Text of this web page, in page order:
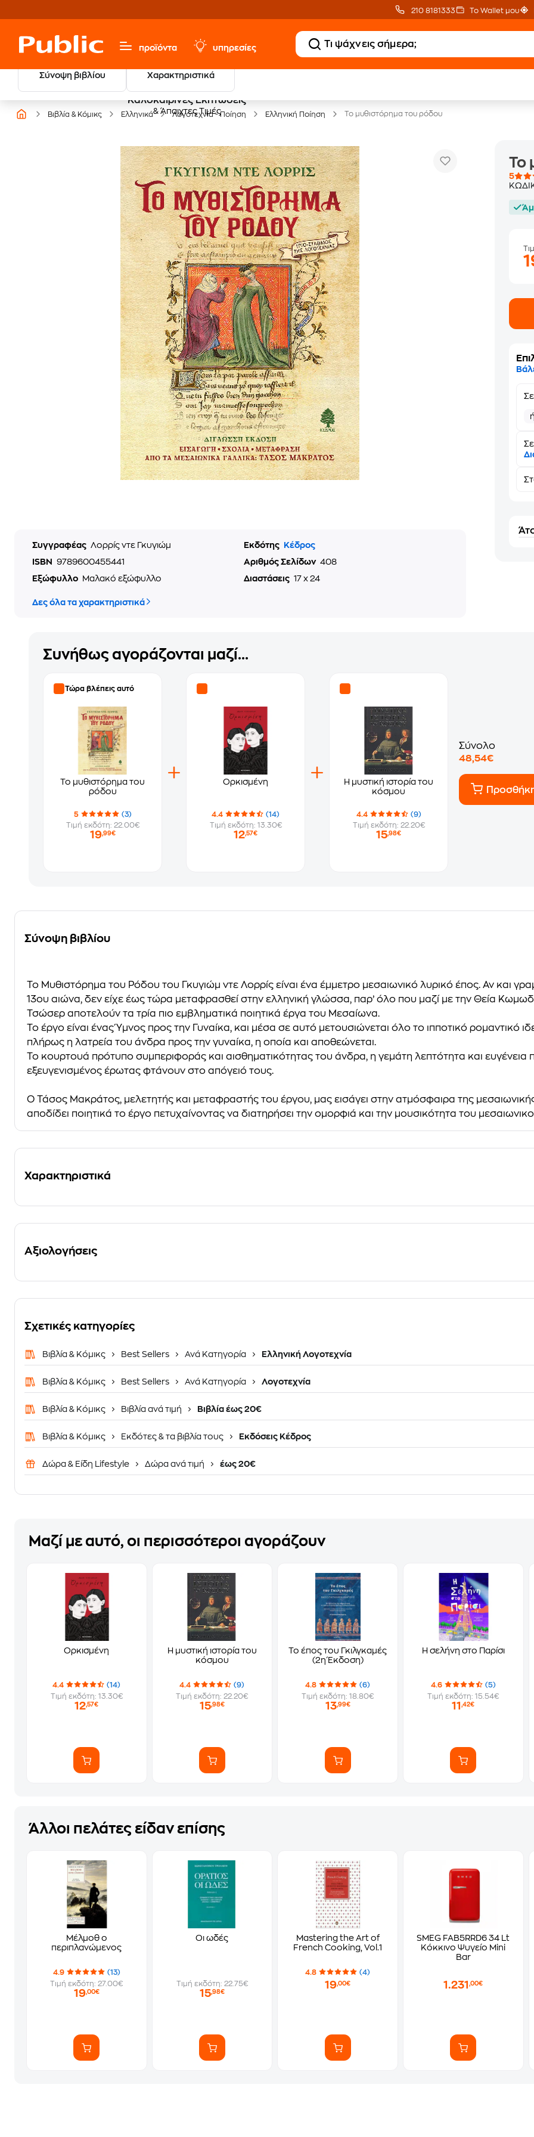
210 8181333 Το Wallet μου
προϊόντα υπηρεσίες
Σύνοψη βιβλίου Χαρακτηριστικά
Καλοκαιρινές Εκπτώσεις
& Άπαιχτες Τιμές
Βιβλία & Κόμικς Ελληνικά Λογοτεχνία - Ποίηση Ελληνική Ποίηση Το μυθιστόρημα του ρόδου
Συγγραφέας Λορρίς ντε Γκυγιώμ Εκδότης
Κέδρος
ISBN
9789600455441 Αριθμός Σελίδων 408
Εξώφυλλο
Μαλακό εξώφυλλο Διαστάσεις 17 x 24
Δες όλα τα χαρακτηριστικά
Το
5
Συνήθως αγοράζονται μαζί...
Τώρα βλέπεις αυτό
Το μυθιστόρημα του
ρόδου
5
(3)
Τιμή εκδότη: 22.00€
19,99€
Ορκισμένη
4.4
(14)
Τιμή εκδότη: 13.30€
12,57€
Η μυστική ιστορία του
κόσμου
4.4
(9)
Τιμή εκδότη: 22.20€
15,98€
Σύνολο
48,54€
Σύνοψη βιβλίου
Το Μυθιστόρημα του Ρόδου του Γκυγιώμ ντε Λορρίς είναι ένα έμμετρο μεσαιωνικό λυρικό έπος. Αν και
13ου αιώνα, δεν είχε έως τώρα μεταφρασθεί στην ελληνική γλώσσα, παρ’ όλο που μαζί με την Θεία
Τσώσερ αποτελούν τα τρία πιο εμβληματικά ποιητικά έργα του Μεσαίωνα.
Το έργο είναι ένας Ύμνος προς την Γυναίκα, και μέσα σε αυτό μετουσιώνεται όλο το ιπποτικό ρομαντικό
πλήρως η λατρεία του άνδρα προς την γυναίκα, η οποία και αποθεώνεται.
Το κουρτουά πρότυπο συμπεριφοράς και αισθηματικότητας του άνδρα, η γεμάτη λεπτότητα και ευγένεια
εξευγενισμένος έρωτας φτάνουν στο απόγειό τους.
Ο Τάσος Μακράτος, μελετητής και μεταφραστής του έργου, μας εισάγει στην ατμόσφαιρα της
αποδίδει ποιητικά το έργο πετυχαίνοντας να διατηρήσει την ομορφιά και την μουσικότητα του
Χαρακτηριστικά
Αξιολογήσεις
Σχετικές κατηγορίες
Βιβλία & Κόμικς Best Sellers Ανά Κατηγορία Ελληνική Λογοτεχνία
Βιβλία & Κόμικς Best Sellers Ανά Κατηγορία Λογοτεχνία
Βιβλία & Κόμικς Βιβλία ανά τιμή Βιβλία έως 20€
Βιβλία & Κόμικς Εκδότες & τα βιβλία τους Εκδόσεις Κέδρος
Δώρα & Είδη Lifestyle Δώρα ανά τιμή έως 20€
Μαζί με αυτό, οι περισσότεροι αγοράζουν
Ορκισμένη
4.4
(14)
Τιμή εκδότη: 13.30€
12,57€
Η μυστική ιστορία του
κόσμου
4.4
(9)
Τιμή εκδότη: 22.20€
15,98€
Το έπος του Γκιλγκαμές
(2η Έκδοση)
4.8
(6)
Τιμή εκδότη: 18.80€
13,99€
Η σελήνη στο Παρίσι
4.6
(5)
Τιμή εκδότη: 15.54€
11,42€
Άλλοι πελάτες είδαν επίσης
Μέλμοθ ο
περιπλανώμενος
4.9
(13)
Τιμή εκδότη: 27.00€
19,00€
Οι ωδές
Τιμή εκδότη: 22.75€
15,98€
Mastering the Art of
French Cooking, Vol.1
4.8 (4)
19,00€
SMEG FAB5RRD6 34 Lt
Κόκκινο Ψυγείο Mini
Bar
1.231,00€